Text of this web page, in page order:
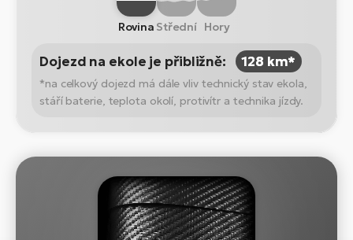
Rovina Střední Hory
Dojezd na ekole je přibližně: 128 km*
*na celkový dojezd má dále vliv technický stav ekola,
stáří baterie, teplota okolí, protivítr a technika jízdy.